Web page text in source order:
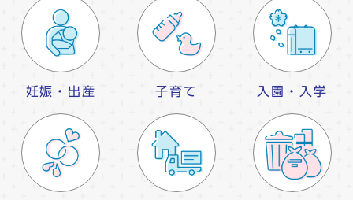
妊娠・出産 子育て 入園・入学